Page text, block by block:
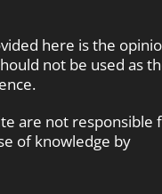
here is the
not be used as
are not responsible
of knowledge by